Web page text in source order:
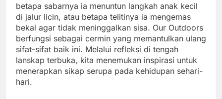
betapa sabarnya ia menuntun langkah anak kecil
di jalur licin, atau betapa telitinya ia mengemas
bekal agar tidak meninggalkan sisa. Our Outdoors
berfungsi sebagai cermin yang memantulkan ulang
sifat-sifat baik ini. Melalui refleksi di tengah
lanskap terbuka, kita menemukan inspirasi untuk
menerapkan sikap serupa pada kehidupan sehari-
hari.